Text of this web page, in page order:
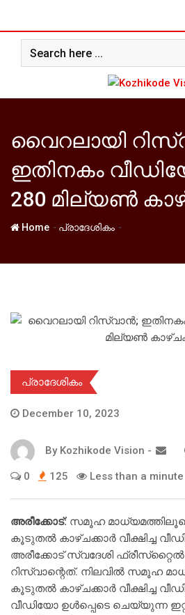
content
വൈറലായി
ഇതിനകം
280 മില്യണ്‍
Home - പ്രാദേശികം -
പ്രാദേശികം
December 10, 2023
By Kozhikode Vision -
0 125 Less than a minute
അരീക്കോട്: സമൂഹ
കൂടുതല്‍ കാഴ്ചക്കാര്‍ വീക്ഷിച്ച
അരീക്കോട് സ്വദേശി
റിസ്വാന്റെത്. നിലവില്‍ സമൂഹ
കൂടുതല്‍ കാഴ്ചക്കാര്‍ വീക്ഷിച്ച
വീഡിയോ ഉള്‍പ്പെടെ ചെയ്യുന്ന